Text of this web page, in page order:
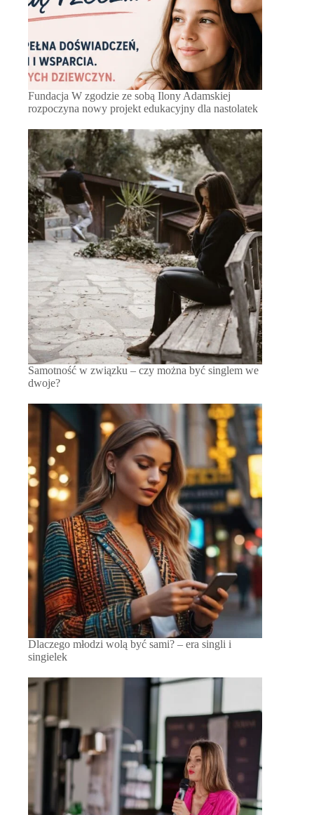
Fundacja W zgodzie ze sobą Ilony Adamskiej
rozpoczyna nowy projekt edukacyjny dla nastolatek
Samotność w związku – czy można być singlem we
dwoje?
Dlaczego młodzi wolą być sami? – era singli i
singielek